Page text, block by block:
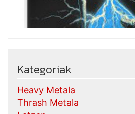
Kategoriak
Heavy Metala
Thrash Metala